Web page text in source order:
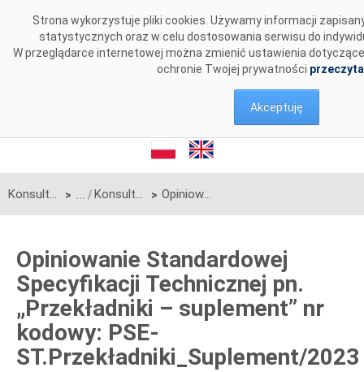
Strona wykorzystuje pliki cookies. Używamy informacji
statystycznych oraz w celu dostosowania serwisu do
W przeglądarce internetowej można zmienić ustawienia
ochronie Twojej prywatności
Akceptuję
Konsultacje > Konsultacje zakończone > Opiniowanie Standardowej Specyfikacji Technicznej pn. „Przekładniki – suplement” nr kodowy: PSE-ST.Przekładniki_Suplement/2023
Opiniowanie Standardowej
Specyfikacji Technicznej pn.
„Przekładniki – suplement” nr
kodowy: PSE-
ST.Przekładniki_Suplement/2023